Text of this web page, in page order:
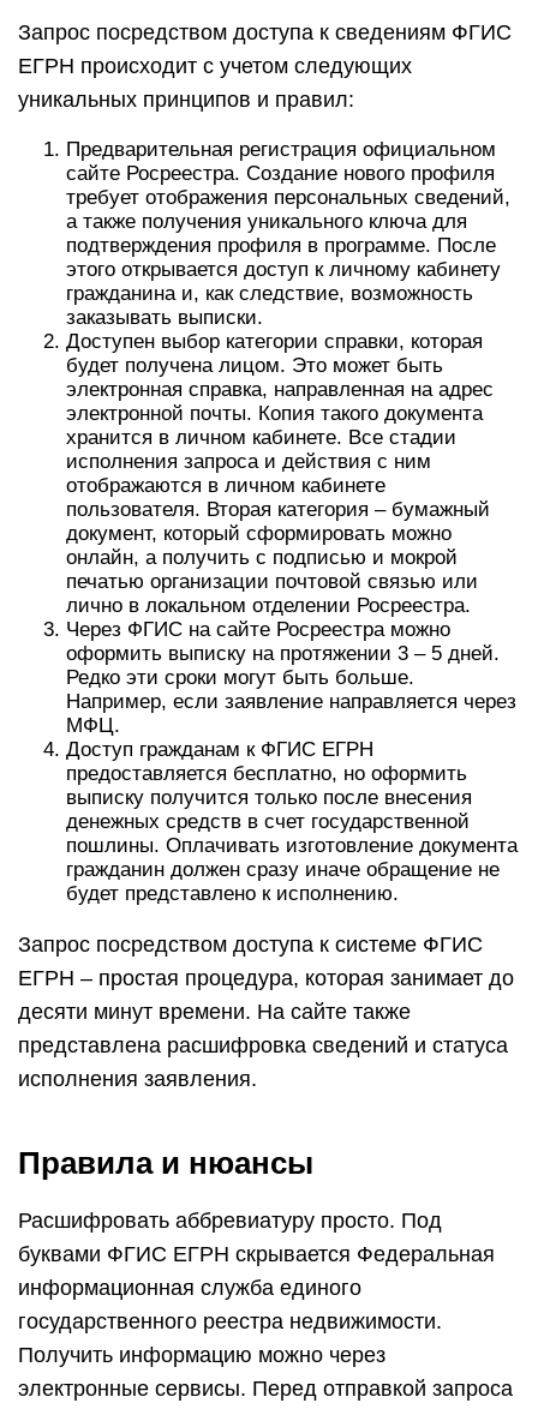
Запрос посредством доступа к сведениям ФГИС
ЕГРН происходит с учетом следующих
уникальных принципов и правил:
Предварительная регистрация официальном
сайте Росреестра. Создание нового профиля
требует отображения персональных сведений,
а также получения уникального ключа для
подтверждения профиля в программе. После
этого открывается доступ к личному кабинету
гражданина и, как следствие, возможность
заказывать выписки.
Доступен выбор категории справки, которая
будет получена лицом. Это может быть
электронная справка, направленная на адрес
электронной почты. Копия такого документа
хранится в личном кабинете. Все стадии
исполнения запроса и действия с ним
отображаются в личном кабинете
пользователя. Вторая категория – бумажный
документ, который сформировать можно
онлайн, а получить с подписью и мокрой
печатью организации почтовой связью или
лично в локальном отделении Росреестра.
Через ФГИС на сайте Росреестра можно
оформить выписку на протяжении 3 – 5 дней.
Редко эти сроки могут быть больше.
Например, если заявление направляется через
МФЦ.
Доступ гражданам к ФГИС ЕГРН
предоставляется бесплатно, но оформить
выписку получится только после внесения
денежных средств в счет государственной
пошлины. Оплачивать изготовление документа
гражданин должен сразу иначе обращение не
будет представлено к исполнению.
Запрос посредством доступа к системе ФГИС
ЕГРН – простая процедура, которая занимает до
десяти минут времени. На сайте также
представлена расшифровка сведений и статуса
исполнения заявления.
Правила и нюансы
Расшифровать аббревиатуру просто. Под
буквами ФГИС ЕГРН скрывается Федеральная
информационная служба единого
государственного реестра недвижимости.
Получить информацию можно через
электронные сервисы. Перед отправкой запроса